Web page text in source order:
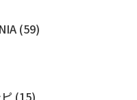
(59)
(15)